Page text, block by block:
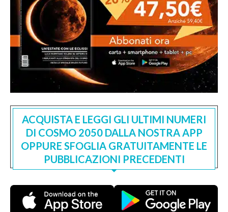
ACQUISTA E LEGGI GLI ULTIMI NUMERI
DI COSMO 2050 DALLA NOSTRA APP
OPPURE SFOGLIA GRATUITAMENTE LE
PUBBLICAZIONI PRECEDENTI